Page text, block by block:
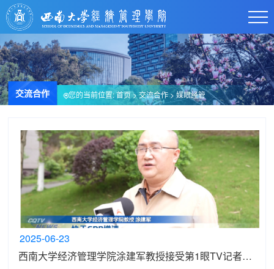
交流合作 您的当前位置:首页>交流合作>媒眼经管
2025-06-23
西南大学经济管理学院涂建军教授接受第1眼TV记者关于一季度重庆经济运行情况的采访